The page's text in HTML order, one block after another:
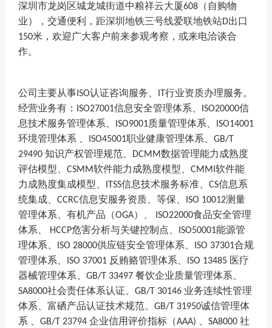
深圳市龙岗区城龙城街道中粮祥云大厦608 （自购物
业），交通便利，距深圳地铁三号线爱联地铁站D出口
150米 ， 欢迎广大客户前来参观考察，或来电洽谈合
作。
公司主要从事 ISO认证咨询服务、
行业资质办理服务。
经营业务有：
ISO27001信息安全管理体系、 ISO20000信
息技术服务管理体系、
ISO9001质量管理体系、 ISO14001
环境管理体系 、 ISO45001职业健康管理体系、 GB/T
29490 知识产权管理规范、 DCMM数据管理能力成熟度
评估模型、 CSMM软件能力成熟度模型、 CMMI 软件能
力成熟度集成模型、
ITSS信息技术服务标准、 CS信息系
统集成、 CCRC信息安服务资质、等保、 ISO 10012测量
管理体系、 有机产品（OGA） ISO22000食品安全管理
体系
HCCP危害分析与关键控制点 ISO50001能源管
理体系
ISO 28000供应链安全管理体系 ISO 37301合规
管理体系、
ISO 37001 反贿赂管理体系、 ISO 13485 医疗
器械管理体系、 GB/T 33497 餐饮企业质量管理体系、
SA8000社会责任体系认证、 GB/T 30146 业务连续性管理
体系、富硒产品认证技术规范、 GB/T 31950诚信管理体
系 、 GB/T 23794 企业信用评价指标（AAA) SA8000 社